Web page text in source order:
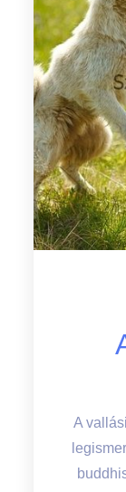
A